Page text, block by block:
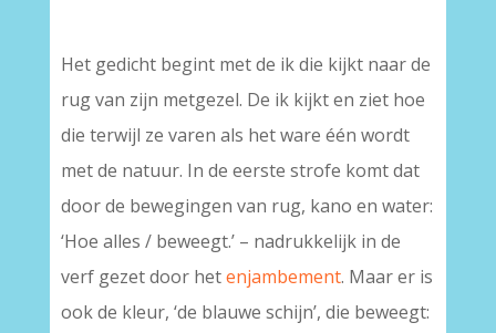
Het gedicht begint met de ik die kijkt naar de
rug van zijn metgezel. De ik kijkt en ziet hoe
die terwijl ze varen als het ware één wordt
met de natuur. In de eerste strofe komt dat
door de bewegingen van rug, kano en water:
‘Hoe alles / beweegt.’ – nadrukkelijk in de
verf gezet door hetenjambement. Maar er is
ook de kleur, ‘de blauwe schijn’, die beweegt: